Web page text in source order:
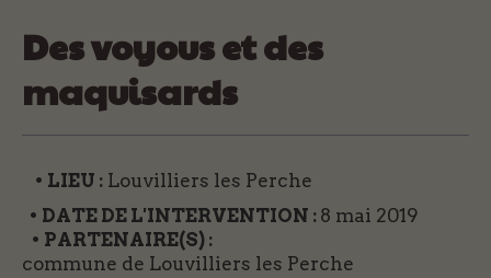
Des voyous et des
maquisards
• LIEU : Louvilliers les Perche
• DATE DE L'INTERVENTION : 8 mai 2019
• PARTENAIRE(S) :
commune de Louvilliers les Perche